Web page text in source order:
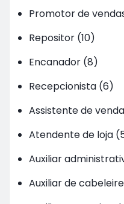
Promotor de
Repositor (10)
Encanador (8)
Recepcionista (6)
Assistente de
Atendente de loja
Auxiliar
Auxiliar de